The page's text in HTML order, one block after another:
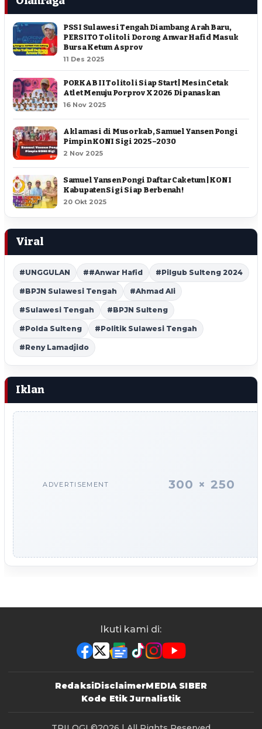
PSSI Sulawesi Tengah Diambang Arah Baru,
PERSITO Tolitoli Dorong Anwar Hafid Masuk
Bursa Ketum Asprov
11 Des 2025
PORKAB II Tolitoli Siap Start | Mesin Cetak
Atlet Menuju Porprov X 2026 Dipanaskan
16 Nov 2025
Aklamasi di Musorkab, Samuel Yansen Pongi
Pimpin KONI Sigi 2025–2030
2 Nov 2025
Samuel Yansen Pongi Daftar Caketum | KONI
Kabupaten Sigi Siap Berbenah !
20 Okt 2025
Viral
#UNGGULAN ##Anwar Hafid #Pilgub Sulteng 2024
#BPJN Sulawesi Tengah #Ahmad Ali
#Sulawesi Tengah #BPJN Sulteng
#Polda Sulteng #Politik Sulawesi Tengah
#Reny Lamadjido
Iklan
ADVERTISEMENT 300 × 250
Ikuti kami di:
RedaksiDisclaimerMEDIA SIBER
Kode Etik Jurnalistik